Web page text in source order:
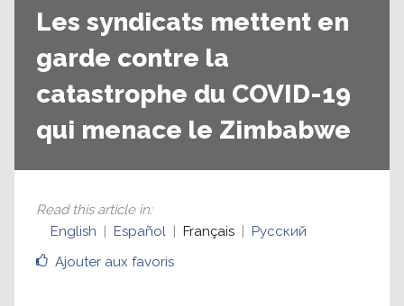
Les syndicats mettent en
garde contre la
catastrophe du COVID-19
qui menace le Zimbabwe
Ajouter aux favoris
Read this article in:
English
Español Français Русский